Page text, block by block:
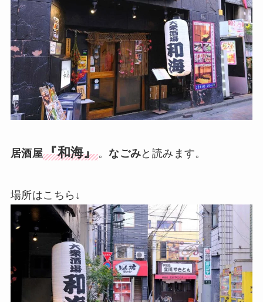
居酒屋『和海』。なごみと読みます。
場所はこちら↓